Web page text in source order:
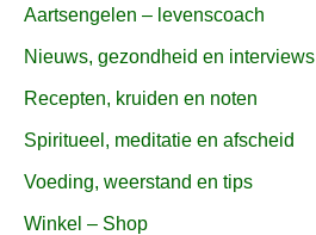
Aartsengelen – levenscoach
Nieuws, gezondheid en interviews
Recepten, kruiden en noten
Spiritueel, meditatie en afscheid
Voeding, weerstand en tips
Winkel – Shop